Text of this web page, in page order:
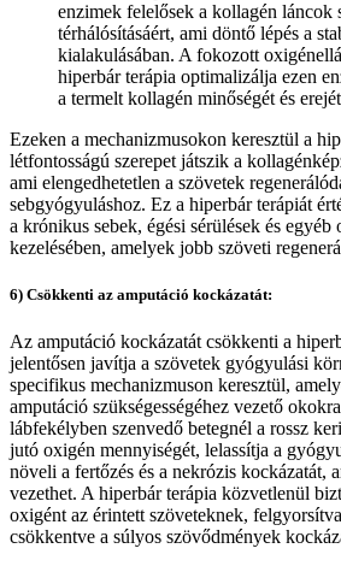
enzimek felelősek a kollagén láncok
térhálósításáért, ami döntő lépés a
kialakulásában. A fokozott
hiperbár terápia optimalizálja ezen
a termelt kollagén minőségét és
Ezeken a mechanizmusokon keresztül a
létfontosságú szerepet játszik a
ami elengedhetetlen a szövetek
sebgyógyuláshoz. Ez a hiperbár terápiát
a krónikus sebek, égési sérülések és
kezelésében, amelyek jobb szöveti
6) Csökkenti az amputáció kockázatát:
Az amputáció kockázatát csökkenti a
jelentősen javítja a szövetek gyógyulási
specifikus mechanizmuson keresztül,
amputáció szükségességéhez vezető
lábfekélyben szenvedő betegnél a rossz
jutó oxigén mennyiségét, lelassítja a
növeli a fertőzés és a nekrózis kockázatát,
vezethet. A hiperbár terápia közvetlenül
oxigént az érintett szöveteknek,
csökkentve a súlyos szövődmények